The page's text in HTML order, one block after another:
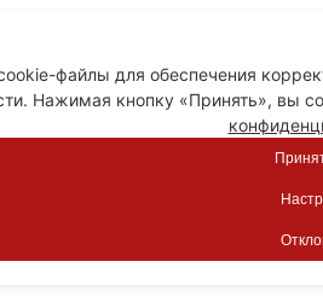
файлы для обеспечения
Нажимая кнопку «Принять», вы